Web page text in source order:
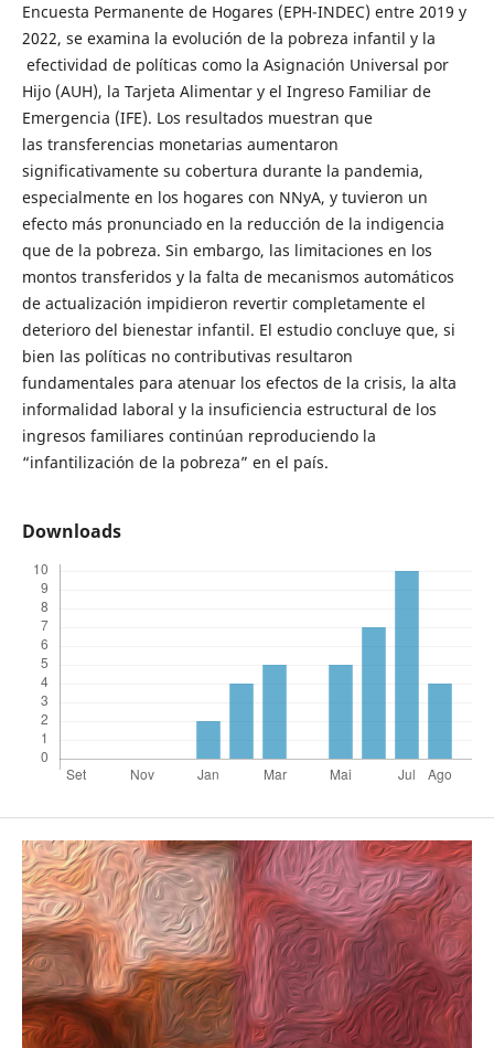
Encuesta Permanente de Hogares (EPH-INDEC) entre 2019 y
2022, se examina la evolución de la pobreza infantil y la
efectividad de políticas como la Asignación Universal por
Hijo (AUH), la Tarjeta Alimentar y el Ingreso Familiar de
Emergencia (IFE). Los resultados muestran que
las transferencias monetarias aumentaron
significativamente su cobertura durante la pandemia,
especialmente en los hogares con NNyA, y tuvieron un
efecto más pronunciado en la reducción de la indigencia
que de la pobreza. Sin embargo, las limitaciones en los
montos transferidos y la falta de mecanismos automáticos
de actualización impidieron revertir completamente el
deterioro del bienestar infantil. El estudio concluye que, si
bien las políticas no contributivas resultaron
fundamentales para atenuar los efectos de la crisis, la alta
informalidad laboral y la insuficiencia estructural de los
ingresos familiares continúan reproduciendo la
“infantilización de la pobreza” en el país.
Downloads